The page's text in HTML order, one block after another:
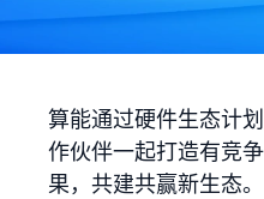
算能通过硬件生态计
作伙伴一起打造有竞
果，共建共赢新生态。